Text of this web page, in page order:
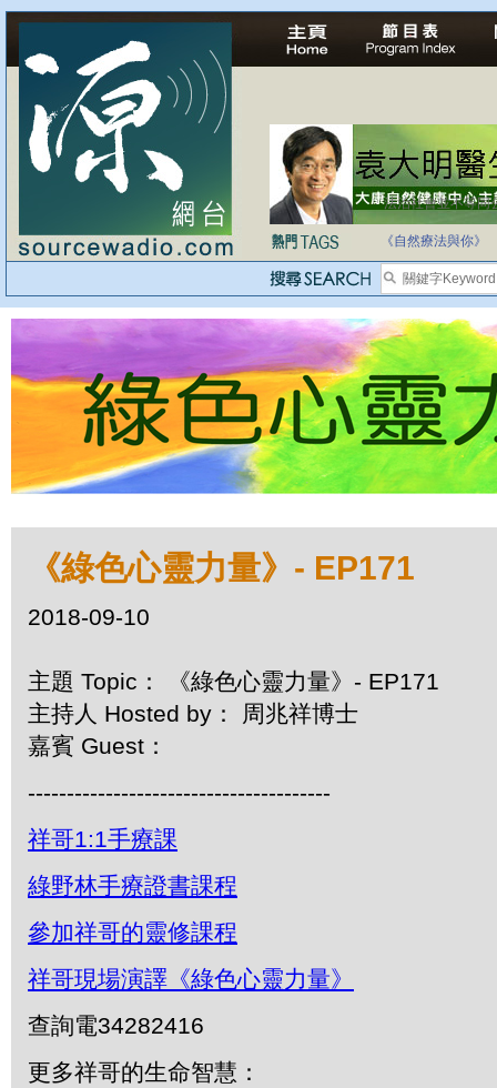
法治社會並不等同
《自然療法與你》
《綠色心靈力量》- EP171
2018-09-10
主題 Topic： 《綠色心靈力量》- EP171
主持人 Hosted by： 周兆祥博士
嘉賓 Guest：
---------------------------------------
祥哥1:1手療課
綠野林手療證書課程
參加祥哥的靈修課程
祥哥現場演譯《綠色心靈力量》
查詢電34282416
更多祥哥的生命智慧：